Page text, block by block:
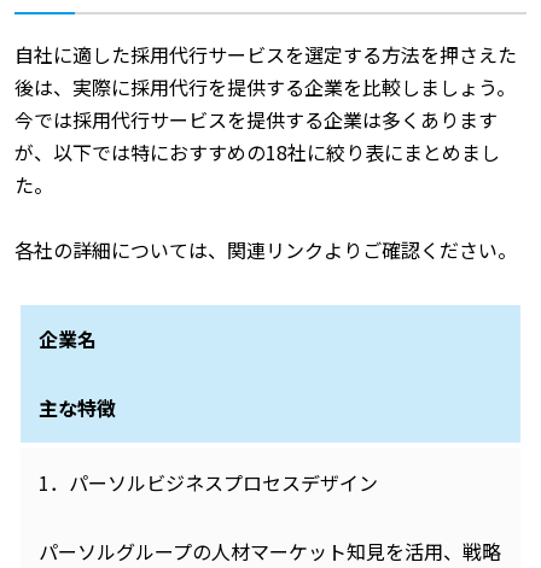
自社に適した採用代行サービスを選定する方法を押さえた
後は、実際に採用代行を提供する企業を比較しましょう。
今では採用代行サービスを提供する企業は多くあります
が、以下では特におすすめの18社に絞り表にまとめまし
た。
各社の詳細については、関連リンクよりご確認ください。
企業名
主な特徴
1．パーソルビジネスプロセスデザイン
パーソルグループの人材マーケット知見を活用、戦略